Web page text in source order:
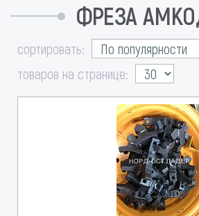
ФРЕЗА
сортировать:
товаров на странице: